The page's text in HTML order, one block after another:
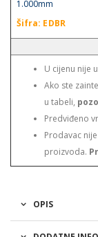
1.000mm
Šifra: EDBR
U cijenu nije
Ako ste
u tabeli,
Predviđeno
Prodavac
proizvoda.
OPIS